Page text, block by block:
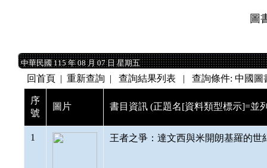
圖
中華民國 115 年 08 月 07 日 星期五
中華民國 115 年 08 月 07 日 星期五
回首頁 | 重新查詢 | 查詢結果列表 | 查詢條件: 中國圖
序
號
圖片 書目資訊 (正題名[資料類型標示]=並
1 王者之爭：達文西與米開朗基羅的世